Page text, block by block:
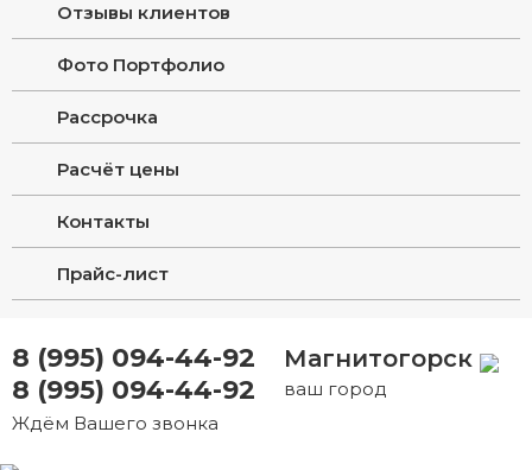
Отзывы клиентов
Фото Портфолио
Рассрочка
Расчёт цены
Контакты
Прайс-лист
8 (995) 094-44-92
8 (995) 094-44-92
Ждём Вашего звонка
Магнитогорск
ваш город